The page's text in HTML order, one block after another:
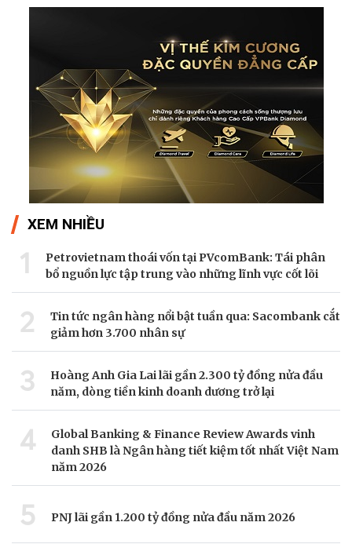
XEM NHIỀU
1
Petrovietnam thoái vốn tại PVcomBank: Tái phân
bổ nguồn lực tập trung vào những lĩnh vực cốt lõi
2
Tin tức ngân hàng nổi bật tuần qua: Sacombank cắt
giảm hơn 3.700 nhân sự
3
Hoàng Anh Gia Lai lãi gần 2.300 tỷ đồng nửa đầu
năm, dòng tiền kinh doanh dương trở lại
4
Global Banking & Finance Review Awards vinh
danh SHB là Ngân hàng tiết kiệm tốt nhất Việt Nam
năm 2026
5 PNJ lãi gần 1.200 tỷ đồng nửa đầu năm 2026